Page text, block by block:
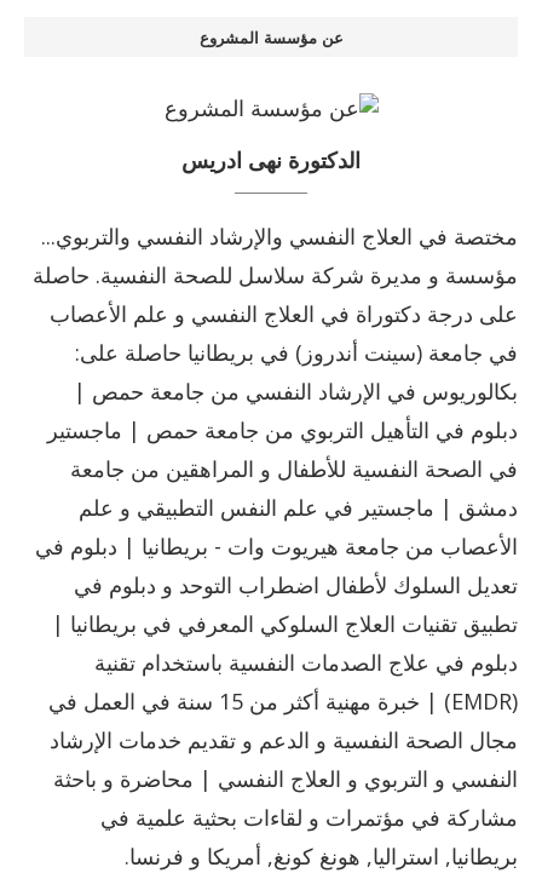
عن مؤسسة المشروع
الدكتورة نهى ادريس
مختصة في العلاج النفسي والإرشاد النفسي والتربوي...
مؤسسة و مديرة شركة سلاسل للصحة النفسية. حاصلة
على درجة دكتوراة في العلاج النفسي و علم الأعصاب
في جامعة (سينت أندروز) في بريطانيا حاصلة على:
بكالوريوس في الإرشاد النفسي من جامعة حمص |
دبلوم في التأهيل التربوي من جامعة حمص | ماجستير
في الصحة النفسية للأطفال و المراهقين من جامعة
دمشق | ماجستير في علم النفس التطبيقي و علم
الأعصاب من جامعة هيريوت وات - بريطانيا | دبلوم في
تعديل السلوك لأطفال اضطراب التوحد و دبلوم في
تطبيق تقنيات العلاج السلوكي المعرفي في بريطانيا |
دبلوم في علاج الصدمات النفسية باستخدام تقنية
(EMDR) | خبرة مهنية أكثر من 15 سنة في العمل في
مجال الصحة النفسية و الدعم و تقديم خدمات الإرشاد
النفسي و التربوي و العلاج النفسي | محاضرة و باحثة
مشاركة في مؤتمرات و لقاءات بحثية علمية في
بريطانيا, استراليا, هونغ كونغ, أمريكا و فرنسا.